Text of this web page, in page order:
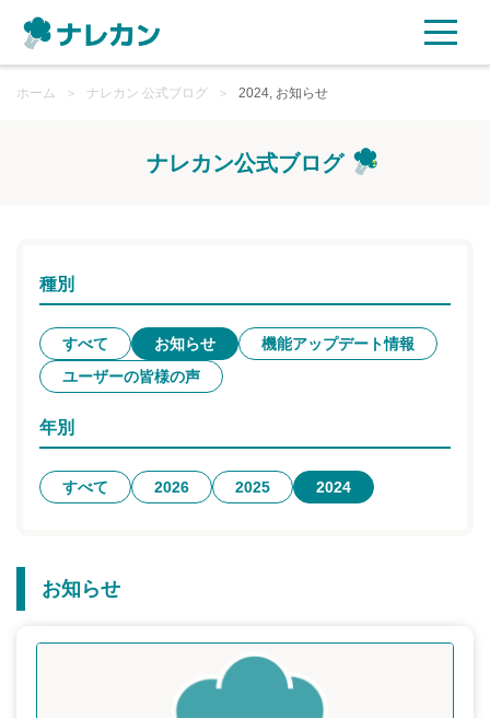
ご利用プラン
セキュリティ
充実サポート
よくある質問
ログイン
ホーム ＞ ナレカン 公式ブログ ＞ 2024, お知らせ
ナレカン公式ブログ
種別
すべて お知らせ
機能アップデート情報
ユーザーの皆様の声
年別
すべて 2026 2025 2024
お知らせ